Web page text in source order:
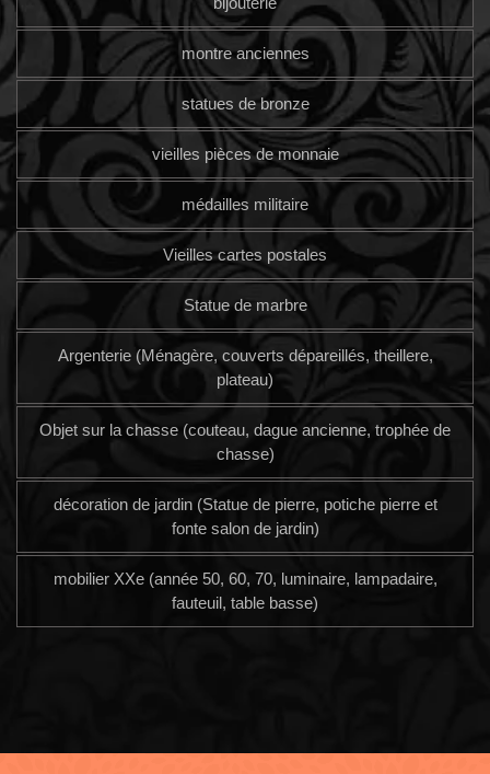
montre anciennes
statues de bronze
vieilles pièces de monnaie
médailles militaire
Vieilles cartes postales
Statue de marbre
Argenterie (Ménagère, couverts dépareillés, theillere,
plateau)
Objet sur la chasse (couteau, dague ancienne, trophée de
chasse)
décoration de jardin (Statue de pierre, potiche pierre et
fonte salon de jardin)
mobilier XXe (année 50, 60, 70, luminaire, lampadaire,
fauteuil, table basse)